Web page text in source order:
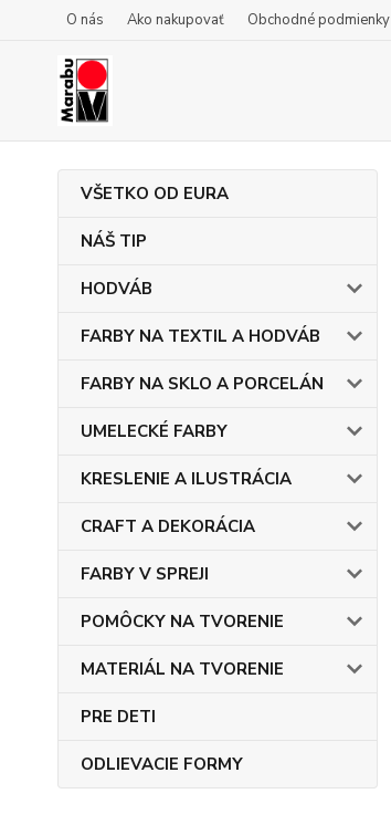
O nás Ako nakupovať Obchodné podmienky
VŠETKO OD EURA
NÁŠ TIP
HODVÁB
FARBY NA TEXTIL A HODVÁB
FARBY NA SKLO A PORCELÁN
UMELECKÉ FARBY
KRESLENIE A ILUSTRÁCIA
CRAFT A DEKORÁCIA
FARBY V SPREJI
POMÔCKY NA TVORENIE
MATERIÁL NA TVORENIE
PRE DETI
ODLIEVACIE FORMY